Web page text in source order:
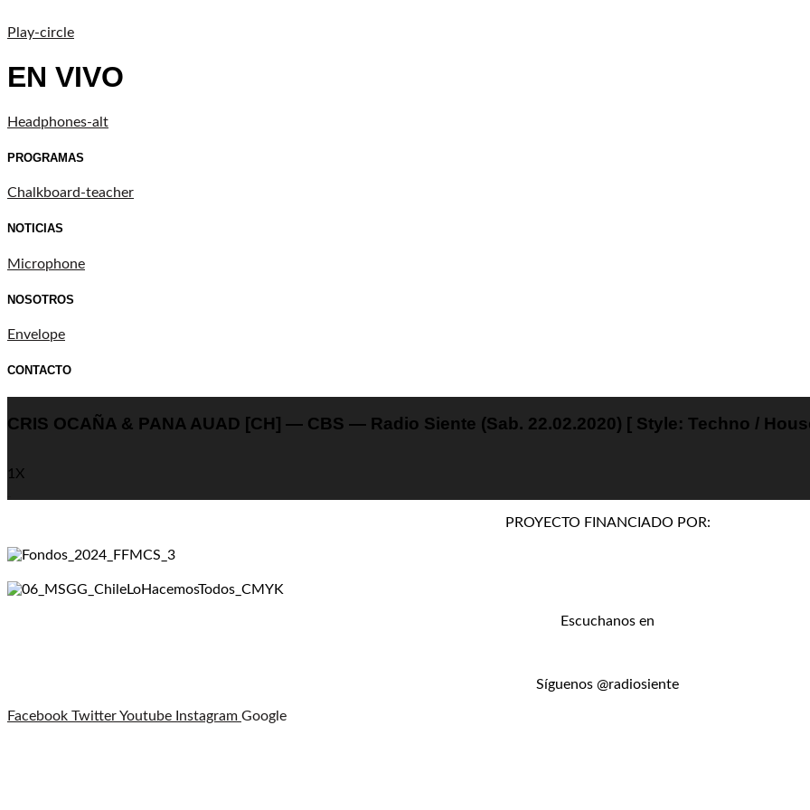
Play-circle
EN VIVO
Headphones-alt
PROGRAMAS
Chalkboard-teacher
NOTICIAS
Microphone
NOSOTROS
Envelope
CONTACTO
CRIS OCAÑA & PANA AUAD [CH] — CBS — Radio Siente (Sab. 22.02.2020) [ Style: Techno /
1X
PROYECTO FINANCIADO POR:
Escuchanos en
Síguenos @radiosiente
Facebook TwitterYoutube Instagram Google